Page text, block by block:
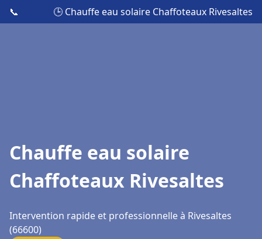
📞 🕒 Chauffe eau solaire Chaffoteaux Rivesaltes
Chauffe eau solaire
Chaffoteaux Rivesaltes
Intervention rapide et professionnelle à Rivesaltes
(66600)